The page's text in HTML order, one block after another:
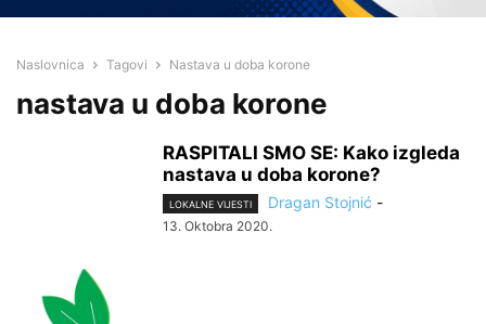
Naslovnica Tagovi Nastava u doba korone
nastava u doba korone
RASPITALI SMO SE: Kako izgleda
nastava u doba korone?
LOKALNE VIJESTI Dragan Stojnić -
13. Oktobra 2020.